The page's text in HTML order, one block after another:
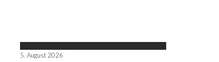
5. August 2026